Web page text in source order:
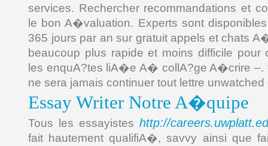
services. Rechercher recommandations et
le bon A�valuation. Experts sont
365 jours par an sur gratuit appels et chats
beaucoup plus rapide et moins difficile pour
les enquA?tes liA�e A� collA?ge A�crire –.
ne sera jamais continuer tout lettre
Essay Writer Notre A�quipe
Tous les essayistes http://
fait hautement qualifiA�, savvy ainsi que